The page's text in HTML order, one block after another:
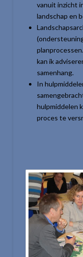
vanuit inzicht
landschap en
kan ik
samenhang.
In
hulpmiddelen
proces te